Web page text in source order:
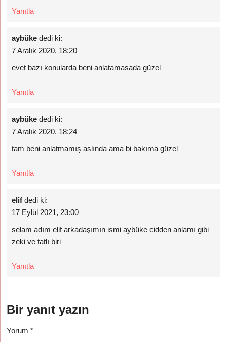
Yanıtla
aybüke dedi ki:
7 Aralık 2020, 18:20
evet bazı konularda beni anlatamasada güzel
Yanıtla
aybüke dedi ki:
7 Aralık 2020, 18:24
tam beni anlatmamış aslında ama bi bakıma güzel
Yanıtla
elif dedi ki:
17 Eylül 2021, 23:00
selam adım elif arkadaşımın ismi aybüke cidden anlamı gibi
zeki ve tatlı biri
Yanıtla
Bir yanıt yazın
Yorum*